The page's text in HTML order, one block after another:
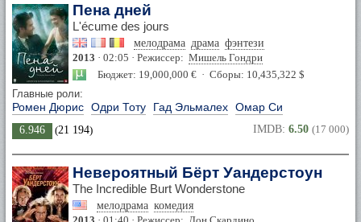
Пена дней
L'écume des jours
мелодрама драма фэнтези
2013 · 02:05 · Режиссер: Мишель Гондри
Бюджет: 19,000,000 € · Сборы: 10,435,322 $
Главные роли:
Ромен Дюрис Одри Тоту Гад Эльмалех Омар Си
6.946 (21 194) IMDB: 6.50 (17 000)
Невероятный Бёрт Уандерстоун
The Incredible Burt Wonderstone
мелодрама комедия